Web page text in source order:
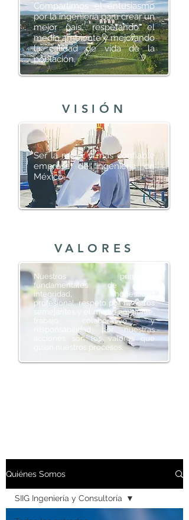
Compartimos el entusiasmo
por la ingeniería para crear un
mejor país, respetando el
medio ambiente y mejorando
la calidad de vida de la
población.
VISIÓN
Ser la mejor y más confiable
empresa de ingeniería en
México.
VALORES
Nuestros principios
fundamentales de ética,
integridad, honestidad
profesional, respeto por nuestros
semejantes y el medio ambiente,
trabajo colaborativo y
responsabilidad por nuestras
acciones son los valores que
guían nuestros procesos.
Quiénes Somos
SIIG Ingeniería y Consultoría